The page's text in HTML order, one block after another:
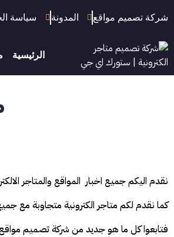
شركة تصميم مواقع المدونة سياسة
الرئيسية
نقدم اليكم جميع اخبار المواقع والمتاجر
كما نقدم لكم متاجر الكترونية متجاوبة مع
فتابعوا كل ما هو جديد من شركة تصميم مواقع